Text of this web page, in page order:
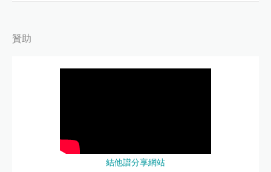
贊助
結他譜分享網站